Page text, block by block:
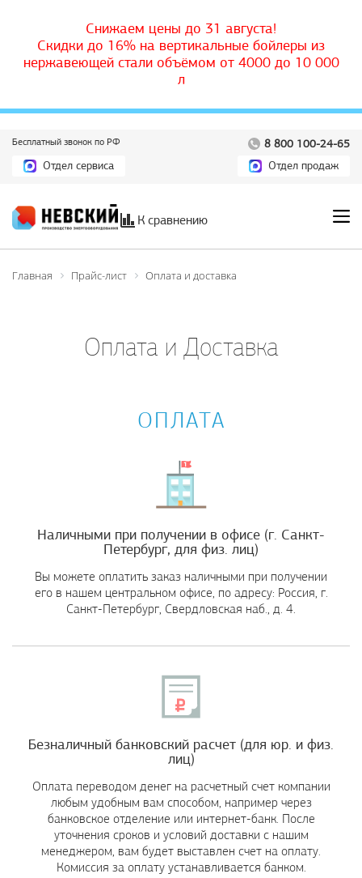
Снижаем цены до 31 августа!
Скидки до 16% на вертикальные бойлеры из
нержавеющей стали объёмом от 4000 до 10 000
л
Бесплатный звонок по РФ
8 800 100-24-65
Отдел сервиса
Отдел продаж
К сравнению
Главная Прайс-лист Оплата и доставка
Оплата и Доставка
ОПЛАТА
Наличными при получении в офисе (г. Санкт-
Петербург, для физ. лиц)
Вы можете оплатить заказ наличными при получении
его в нашем центральном офисе, по адресу: Россия, г.
Санкт-Петербург, Свердловская наб., д. 4.
Безналичный банковский расчет (для юр. и физ.
лиц)
Оплата переводом денег на расчетный счет компании
любым удобным вам способом, например через
банковское отделение или интернет-банк. После
уточнения сроков и условий доставки с нашим
менеджером, вам будет выставлен счет на оплату.
Комиссия за оплату устанавливается банком.